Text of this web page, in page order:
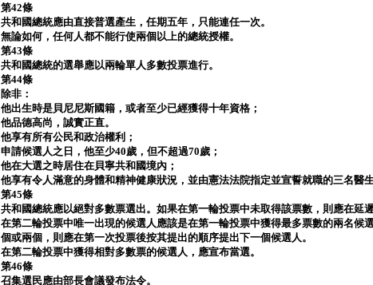
第42條
共和國總統應由直接普選產生，任期五年，只能連任一次。
無論如何，任何人都不能行使兩個以上的總統授權。
第43條
共和國總統的選舉應以兩輪單人多數投票進行。
第44條
除非：
他出生時是貝尼尼斯國籍，或者至少已經獲得十年資格；
他品德高尚，誠實正直。
他享有所有公民和政治權利；
申請候選人之日，他至少40歲，但不超過70歲；
他在大選之時居住在貝寧共和國境內；
他享有令人滿意的身體和精神健康狀況，並由憲法法院指定並宣誓就職的三名醫
第45條
共和國總統應以絕對多數票選出。如果在第一輪投票中未取得該票數，則應在延
在第二輪投票中唯一出現的候選人應該是在第一輪投票中獲得最多票數的兩名候
個或兩個，則應在第一次投票後按其提出的順序提出下一個候選人。
在第二輪投票中獲得相對多數票的候選人，應宣布當選。
第46條
召集選民應由部長會議發布法令。